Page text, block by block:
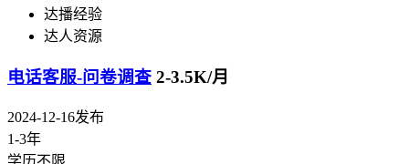
达播经验
达人资源
电话客服-问卷调查 2-3.5K/月
2024-12-16发布
1-3年
学历不限